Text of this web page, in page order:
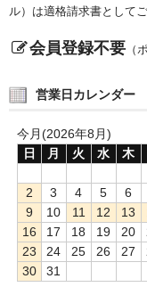
対応プリンターメ
見積書発行依頼
なぜ業務用を選ぶべ
サイトマップ
ル）は適格請求書として
会員登録不要 （
営業日カレンダー
今月(2026年8月)
日
月 火 水 木
2
3 4 5 6
9
10 11 12 13
16
17 18 19 20
23
24 25 26 27
30
31